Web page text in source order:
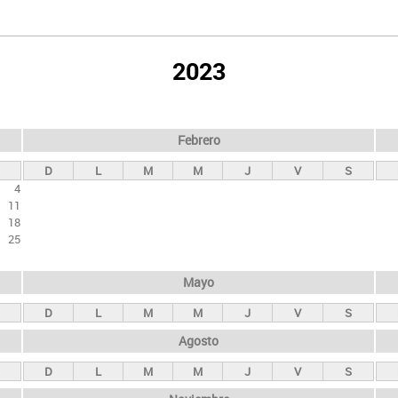
2023
4
11
18
25
Febrero
D L M M J V S
Mayo
D L M M J V S
Agosto
D L M M J V S